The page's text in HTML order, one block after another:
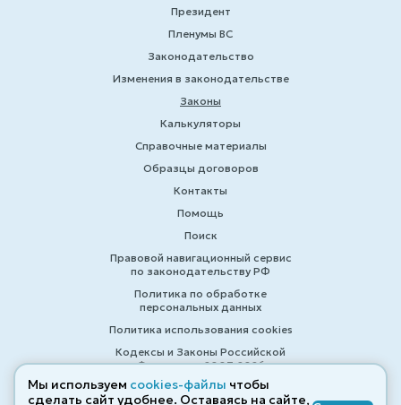
Президент
Пленумы ВС
Законодательство
Изменения в законодательстве
Законы
Калькуляторы
Справочные материалы
Образцы договоров
Контакты
Помощь
Поиск
Правовой навигационный сервис
по законодательству РФ
Политика по обработке
персональных данных
Политика использования cookies
Кодексы и Законы Российской
Федерации 2007-2026
Мы используем cookies-файлы чтобы
сделать сайт удобнее. Оставаясь на сайте,